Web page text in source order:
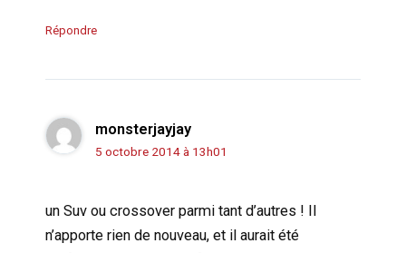
Répondre
monsterjayjay
5 octobre 2014 à 13h01
un Suv ou crossover parmi tant d’autres ! Il
n’apporte rien de nouveau, et il aurait été